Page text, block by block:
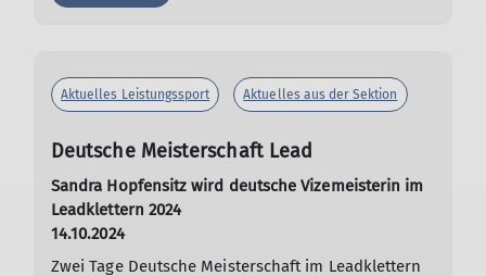
Aktuelles Leistungssport Aktuelles aus der Sektion
Deutsche Meisterschaft Lead
Sandra Hopfensitz wird deutsche Vizemeisterin im
Leadklettern 2024
14.10.2024
Zwei Tage Deutsche Meisterschaft im Leadklettern